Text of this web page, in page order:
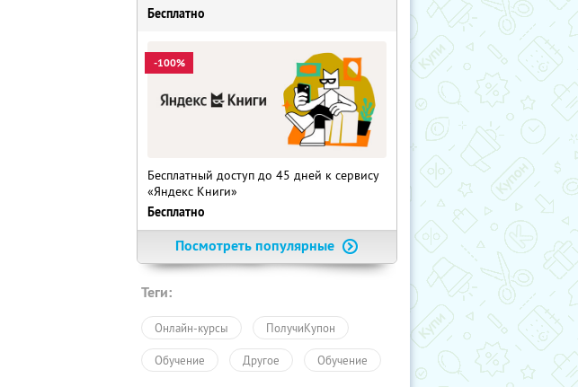
Бесплатно
-100%
Бесплатный доступ до 45 дней к сервису
«Яндекс Книги»
Бесплатно
Посмотреть популярные
Теги:
Онлайн-курсы ПолучиКупон
Обучение Другое Обучение